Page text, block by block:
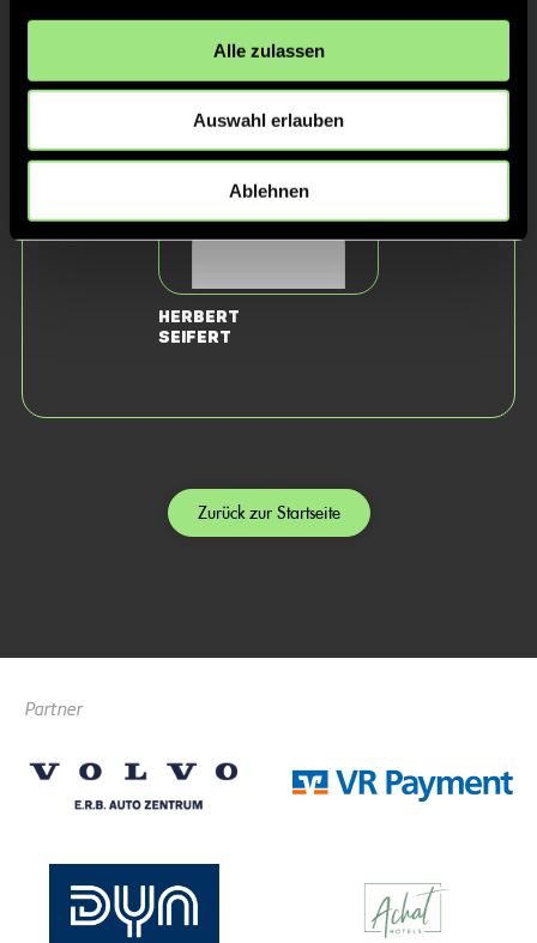
Alle zulassen
Auswahl erlauben
Ablehnen
Staff
Herbert
Seifert
Zurück zur Startseite
Partner